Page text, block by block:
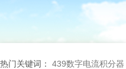
热门关键词： 439数字电流积分器